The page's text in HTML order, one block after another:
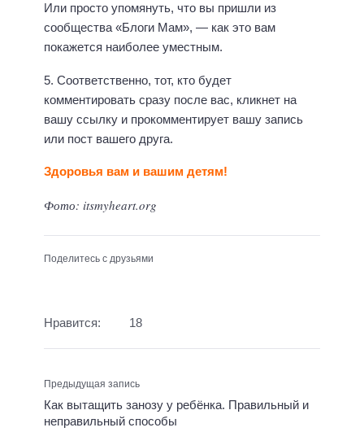
Или просто упомянуть, что вы пришли из
сообщества «Блоги Мам», — как это вам
покажется наиболее уместным.
5. Соответственно, тот, кто будет
комментировать сразу после вас, кликнет на
вашу ссылку и прокомментирует вашу запись
или пост вашего друга.
Здоровья вам и вашим детям!
Фото: itsmyheart.org
Поделитесь с друзьями
Нравится: 18
Предыдущая запись
Как вытащить занозу у ребёнка. Правильный и
неправильный способы